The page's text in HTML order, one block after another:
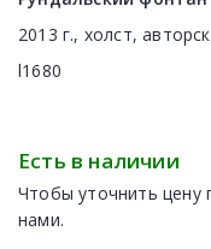
2013 г., холст,
l1680
Есть в наличии
Чтобы уточнить цену
нами.